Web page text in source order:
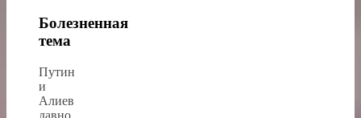
Болезненная
тема
Путин
и
Алиев
давно